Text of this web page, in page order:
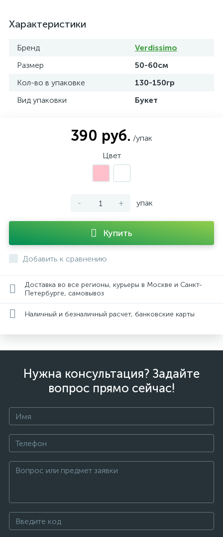
Характеристики
Бренд
Verdissimo
Размер
50-60см
Кол-во в упаковке
130-150гр
Вид упаковки
Букет
390 руб. /упак
Цвет
- + упак
Купить
Добавить к сравнению
Доставка во все регионы, курьеры в Москве и Санкт-
Петербурге, самовывоз
Наличный и безналичный расчет, банковские карты
Нужна консультация? Задайте
вопрос прямо сейчас!